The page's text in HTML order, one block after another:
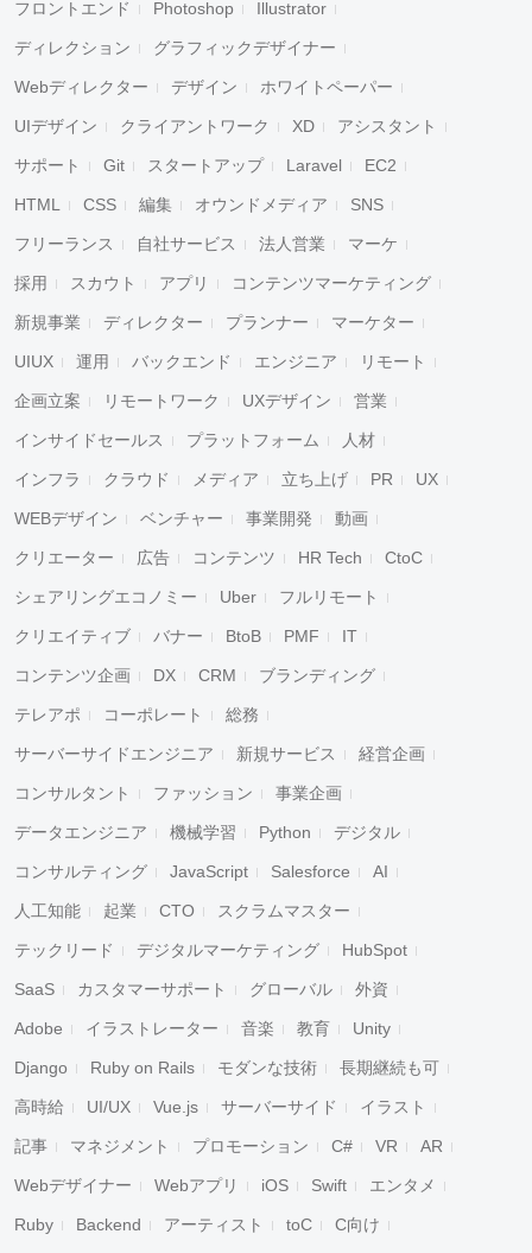
フロントエンド Photoshop Illustrator
ディレクション グラフィックデザイナー
Webディレクター デザイン ホワイトペーパー
UIデザイン クライアントワーク XD アシスタント
サポート Git スタートアップ Laravel EC2
HTML CSS 編集 オウンドメディア SNS
フリーランス 自社サービス 法人営業 マーケ
採用 スカウト アプリ コンテンツマーケティング
新規事業 ディレクター プランナー マーケター
UIUX 運用 バックエンド エンジニア リモート
企画立案 リモートワーク UXデザイン 営業
インサイドセールス プラットフォーム 人材
インフラ クラウド メディア 立ち上げ PR UX
WEBデザイン ベンチャー 事業開発 動画
クリエーター 広告 コンテンツ HR Tech CtoC
シェアリングエコノミー Uber フルリモート
クリエイティブ バナー BtoB PMF IT
コンテンツ企画 DX CRM ブランディング
テレアポ コーポレート 総務
サーバーサイドエンジニア 新規サービス 経営企画
コンサルタント ファッション 事業企画
データエンジニア 機械学習 Python デジタル
コンサルティング JavaScript Salesforce AI
人工知能 起業 CTO スクラムマスター
テックリード デジタルマーケティング HubSpot
SaaS カスタマーサポート グローバル 外資
Adobe イラストレーター 音楽 教育 Unity
Django Ruby on Rails モダンな技術 長期継続も可
高時給 UI/UX Vue.js サーバーサイド イラスト
記事 マネジメント プロモーション C# VR AR
Webデザイナー Webアプリ iOS Swift エンタメ
Ruby Backend アーティスト toC C向け